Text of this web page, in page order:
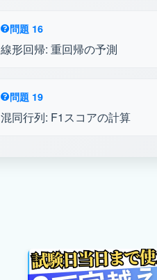
問題 16
線形回帰: 重回帰の予測
問題 19
混同行列: F1スコアの計算